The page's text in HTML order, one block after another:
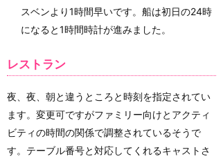
スベンより1時間早いです。船は初日の24時
になると1時間時計が進みました。
レストラン
夜、夜、朝と違うところと時刻を指定されてい
ます。変更可ですがファミリー向けとアクティ
ビティの時間の関係で調整されているそうで
す。テーブル番号と対応してくれるキャストさ